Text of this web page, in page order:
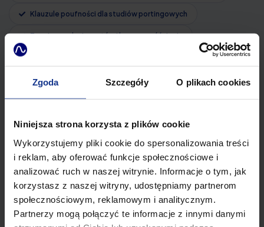
Zgoda Szczegóły O plikach cookies
Niniejsza strona korzysta z plików cookie
Wykorzystujemy pliki cookie do spersonalizowania treści
i reklam, aby oferować funkcje społecznościowe i
analizować ruch w naszej witrynie. Informacje o tym, jak
korzystasz z naszej witryny, udostępniamy partnerom
społecznościowym, reklamowym i analitycznym.
Partnerzy mogą połączyć te informacje z innymi danymi
Klauzule poufności dla studiów portingowych
Terminy wydania portów i kary za opóźnienia
Certyfikacja na platformach konsolowych
Współprace z twórcami, grafikami i
muzykami
Studio gamedev to cały ekosystem współprac,
najczęściej B2B: graficy środowisk, kompozytorzy
ścieżek dźwiękowych, animatorzy postaci, voice